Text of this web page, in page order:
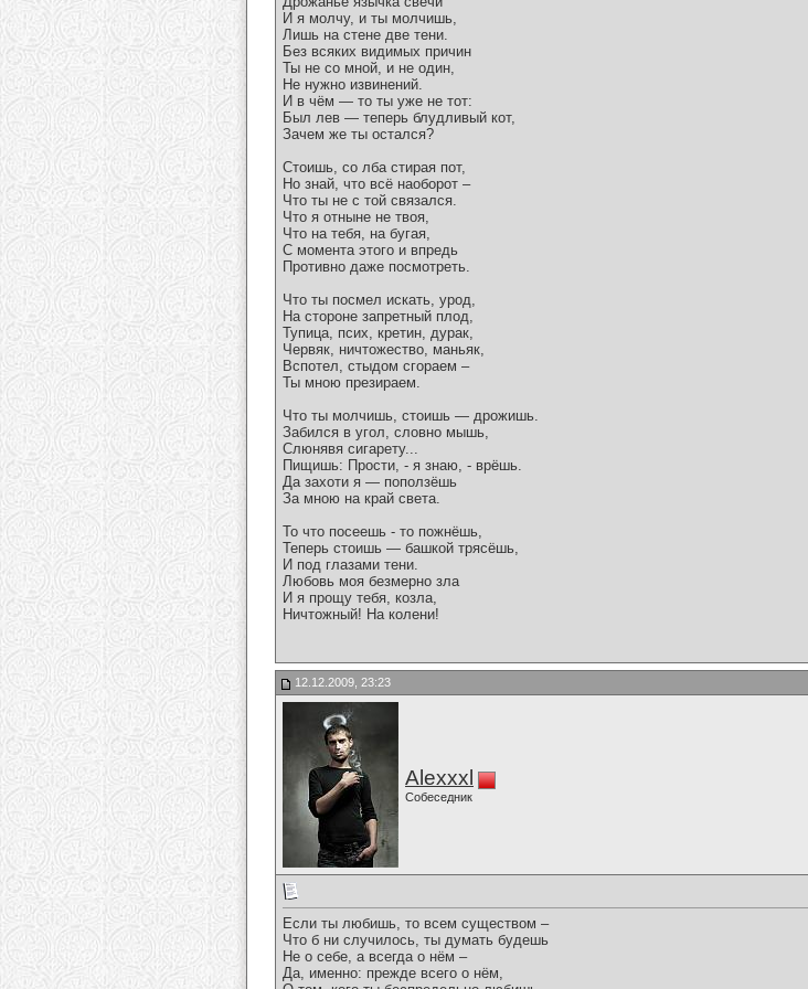
И я молчу, и ты молчишь,
Лишь на стене две тени.
Без всяких видимых причин
Ты не со мной, и не один,
Не нужно извинений.
И в чём — то ты уже не тот:
Был лев — теперь блудливый кот,
Зачем же ты остался?
Стоишь, со лба стирая пот,
Но знай, что всё наоборот –
Что ты не с той связался.
Что я отныне не твоя,
Что на тебя, на бугая,
С момента этого и впредь
Противно даже посмотреть.
Что ты посмел искать, урод,
На стороне запретный плод,
Тупица, псих, кретин, дурак,
Червяк, ничтожество, маньяк,
Вспотел, стыдом сгораем –
Ты мною презираем.
Что ты молчишь, стоишь — дрожишь.
Забился в угол, словно мышь,
Слюнявя сигарету...
Пищишь: Прости, - я знаю, - врёшь.
Да захоти я — поползёшь
За мною на край света.
То что посеешь - то пожнёшь,
Теперь стоишь — башкой трясёшь,
И под глазами тени.
Любовь моя безмерно зла
И я прощу тебя, козла,
Ничтожный! На колени!
12.12.2009, 23:23
Alexxxl
Собеседник
Если ты любишь, то всем существом –
Что б ни случилось, ты думать будешь
Не о себе, а всегда о нём –
Да, именно: прежде всего о нём,